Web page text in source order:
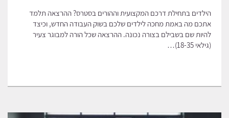
הילדים בתחילת דרכם המקצועית וההורים בסטרס? ההרצאה תלמד
אתכם מה באמת מחכה לילדים שלכם בשוק העבודה החדש, וכיצד
להיות שם בשבילם בצורה נכונה. ההרצאה שכל הורה למבוגר צעיר
(גילאי 18-35)…